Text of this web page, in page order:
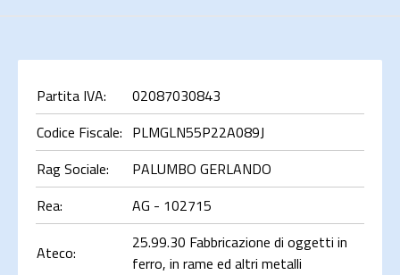
Partita IVA:
02087030843
Codice Fiscale: PLMGLN55P22A089J
Rag Sociale:
PALUMBO GERLANDO
Rea:
AG - 102715
Ateco:
25.99.30 Fabbricazione di oggetti in
ferro, in rame ed altri metalli